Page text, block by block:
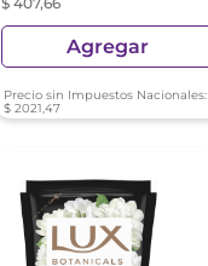
Agregar
Precio sin Impuestos Nacionales:
$ 2021,47